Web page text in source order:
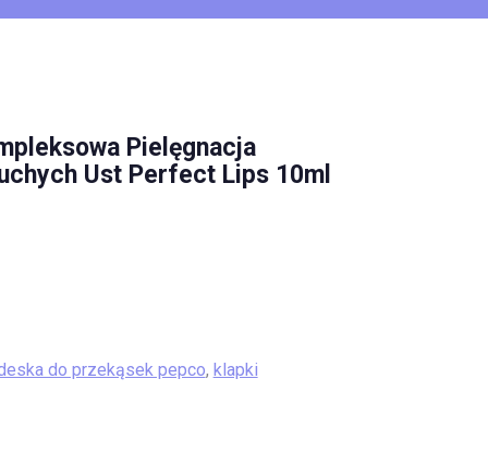
Pielęgnacja
Ust Perfect Lips 10ml
do przekąsek pepco, klapki